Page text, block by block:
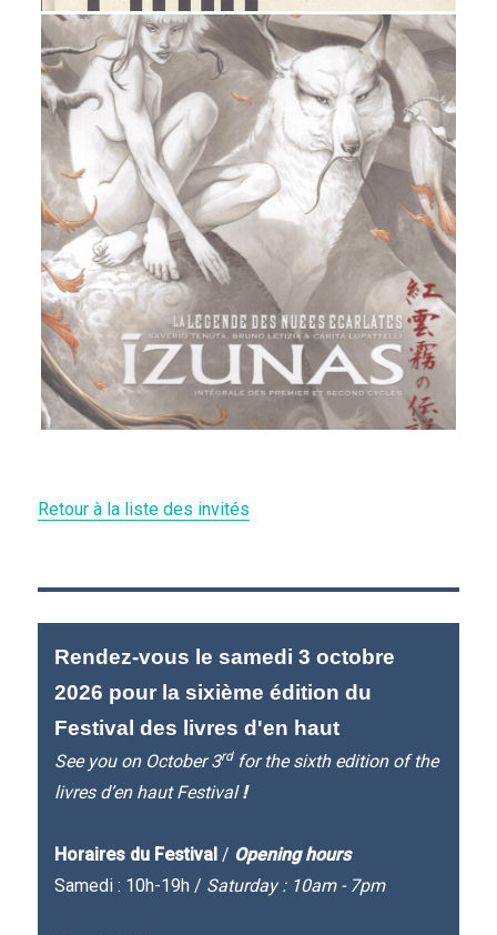
Retour à la liste des invités
Rendez-vous le samedi 3 octobre
2026 pour la sixième édition du
Festival des livres d'en haut
See you on October 3rdfor the sixth edition of the
livres d’en haut Festival!
Horaires du Festival / Opening hours
Samedi : 10h-19h / Saturday : 10am - 7pm